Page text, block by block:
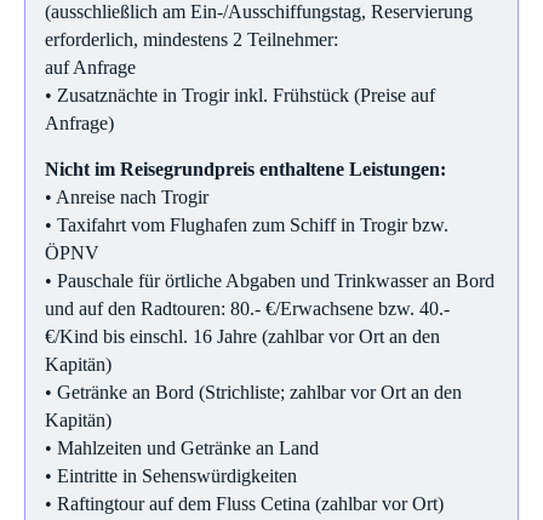
(ausschließlich am Ein-/Ausschiffungstag, Reservierung
erforderlich, mindestens 2 Teilnehmer:
auf Anfrage
• Zusatznächte in Trogir inkl. Frühstück (Preise auf
Anfrage)
Nicht im Reisegrundpreis enthaltene Leistungen:
• Anreise nach Trogir
• Taxifahrt vom Flughafen zum Schiff in Trogir bzw.
ÖPNV
• Pauschale für örtliche Abgaben und Trinkwasser an Bord
und auf den Radtouren: 80.- €/Erwachsene bzw. 40.-
€/Kind bis einschl. 16 Jahre (zahlbar vor Ort an den
Kapitän)
• Getränke an Bord (Strichliste; zahlbar vor Ort an den
Kapitän)
• Mahlzeiten und Getränke an Land
• Eintritte in Sehenswürdigkeiten
• Raftingtour auf dem Fluss Cetina (zahlbar vor Ort)